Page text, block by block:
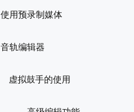
使用预录制媒体
音轨编辑器
虚拟鼓手的使用